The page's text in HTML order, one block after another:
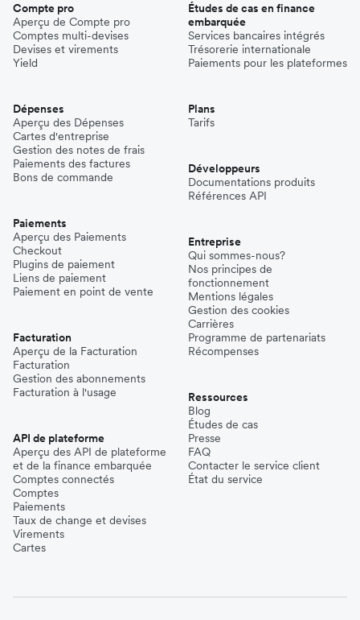
Compte pro
Aperçu de Compte pro
Comptes multi-devises
Devises et virements
Yield
Dépenses
Aperçu des Dépenses
Cartes d'entreprise
Gestion des notes de frais
Paiements des factures
Bons de commande
Paiements
Aperçu des Paiements
Checkout
Plugins de paiement
Liens de paiement
Paiement en point de vente
Facturation
Aperçu de la Facturation
Facturation
Gestion des abonnements
Facturation à l'usage
API de plateforme
Aperçu des API de plateforme
et de la finance embarquée
Comptes connectés
Comptes
Paiements
Taux de change et devises
Virements
Cartes
Études de cas en finance
embarquée
Services bancaires intégrés
Trésorerie internationale
Paiements pour les plateformes
Plans
Tarifs
Développeurs
Documentations produits
Références API
Entreprise
Qui sommes-nous?
Nos principes de
fonctionnement
Mentions légales
Gestion des cookies
Carrières
Programme de partenariats
Récompenses
Ressources
Blog
Études de cas
Presse
FAQ
Contacter le service client
État du service